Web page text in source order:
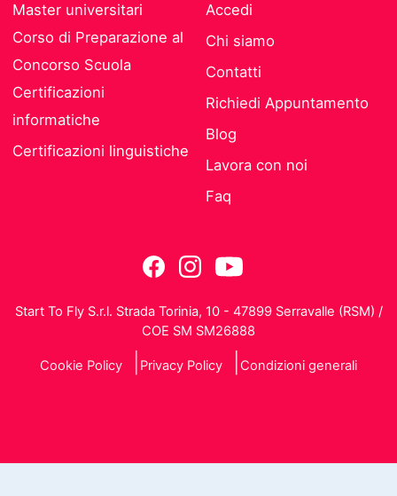
Master universitari
Corso di Preparazione al
Concorso Scuola
Certificazioni
informatiche
Certificazioni linguistiche
Accedi
Chi siamo
Contatti
Richiedi Appuntamento
Blog
Lavora con noi
Faq
Start To Fly S.r.l. Strada Torinia, 10 - 47899 Serravalle (RSM) /
COE SM SM26888
Cookie Policy Privacy Policy Condizioni generali